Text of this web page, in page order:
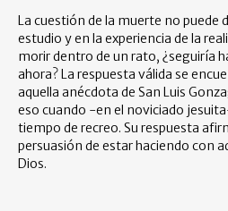
La cuestión de la muerte no puede
estudio y en la experiencia de la
morir dentro de un rato, ¿seguiría
ahora? La respuesta válida se
aquella anécdota de San Luis
eso cuando -en el noviciado
tiempo de recreo. Su respuesta
persuasión de estar haciendo con
Dios.